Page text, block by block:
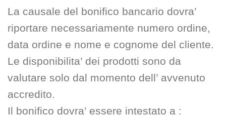
La causale del bonifico bancario dovra’
riportare necessariamente numero ordine,
data ordine e nome e cognome del cliente.
Le disponibilita’ dei prodotti sono da
valutare solo dal momento dell’ avvenuto
accredito.
Il bonifico dovra’ essere intestato a :